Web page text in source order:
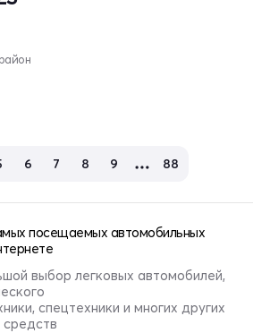
6 7 8 9 88
посещаемых автомобильных
выбор легковых автомобилей,
спецтехники и многих других